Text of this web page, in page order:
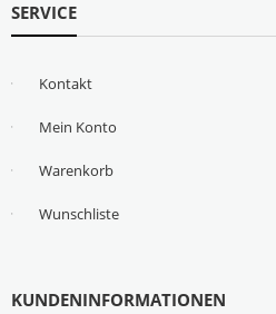
SERVICE
Kontakt
Mein Konto
Warenkorb
Wunschliste
KUNDENINFORMATIONEN